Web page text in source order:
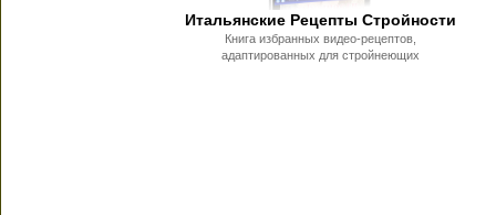
Итальянские Рецепты Стройности
Книга избранных видео-рецептов,
адаптированных для стройнеющих